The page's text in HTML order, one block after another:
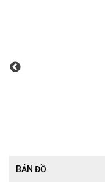
BẢN ĐỒ